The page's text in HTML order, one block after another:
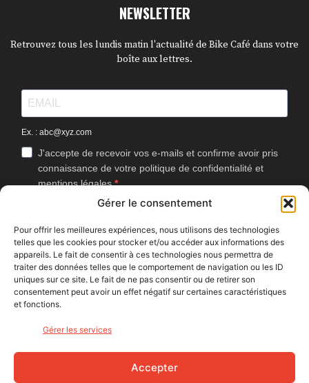
Gérer le consentement
Pour offrir les meilleures expériences, nous utilisons des technologies
telles que les cookies pour stocker et/ou accéder aux informations des
appareils. Le fait de consentir à ces technologies nous permettra de
traiter des données telles que le comportement de navigation ou les ID
uniques sur ce site. Le fait de ne pas consentir ou de retirer son
consentement peut avoir un effet négatif sur certaines caractéristiques
et fonctions.
Gérer les services
Accepter
NEWSLETTER
Retrouvez tous les lundis matin l'actualité de Bike Café dans votre
boîte aux lettres.
Ex. : abc@xyz.com
J'accepte de recevoir vos e-mails et confirme avoir pris
connaissance de votre politique de confidentialité et
mentions légales.
Vous pouvez vous désinscrire à tout moment en cliquant sur le lien
J'accepte que Bike Café mesure l'ouverture des
newsletters afin d'améliorer les contenus proposés.
S'INSCRIRE
NOUS SUIVRE